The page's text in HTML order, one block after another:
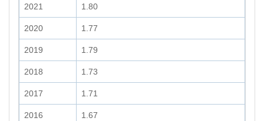
2021 1.80
2020 1.77
2019 1.79
2018 1.73
2017 1.71
2016 1.67